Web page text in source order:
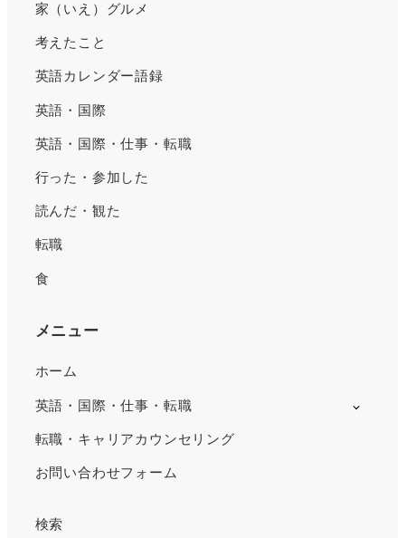
家（いえ）グルメ
考えたこと
英語カレンダー語録
英語・国際
英語・国際・仕事・転職
行った・参加した
読んだ・観た
転職
食
メニュー
ホーム
英語・国際・仕事・転職
転職・キャリアカウンセリング
お問い合わせフォーム
検索